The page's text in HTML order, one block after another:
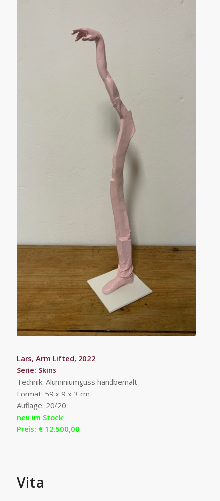
Lars, Arm Lifted, 2022
Serie: Skins
Technik: Aluminiumguss handbemalt
Format: 59 x 9 x 3 cm
Auflage: 20/20
neu im Stock
Preis: € 12.500,00
Vita